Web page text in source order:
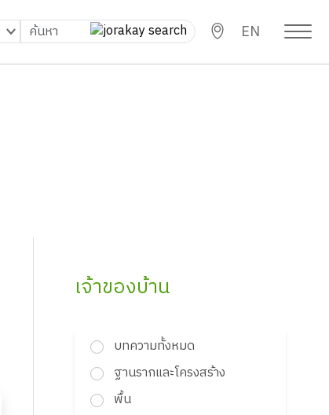
EN
เจ้าของบ้าน
บทความทั้งหมด
ฐานรากและโครงสร้าง
พื้น